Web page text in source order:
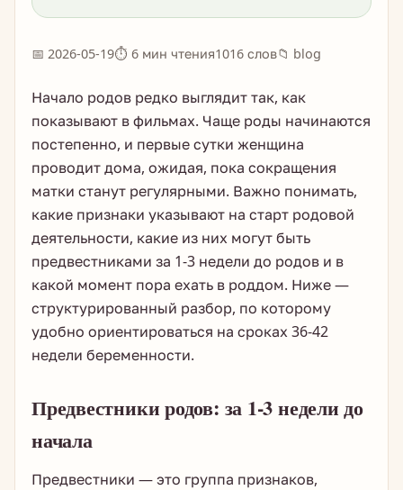
📅 2026-05-19⏱ 6 мин чтения1016 слов📁 blog
Начало родов редко выглядит так, как
показывают в фильмах. Чаще роды начинаются
постепенно, и первые сутки женщина
проводит дома, ожидая, пока сокращения
матки станут регулярными. Важно понимать,
какие признаки указывают на старт родовой
деятельности, какие из них могут быть
предвестниками за 1-3 недели до родов и в
какой момент пора ехать в роддом. Ниже —
структурированный разбор, по которому
удобно ориентироваться на сроках 36-42
недели беременности.
Предвестники родов: за 1-3 недели до
начала
Предвестники — это группа признаков,